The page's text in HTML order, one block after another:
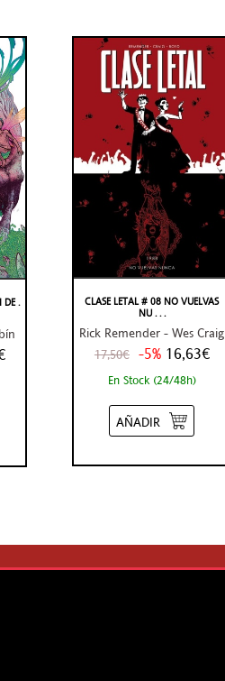
DE .
CLASE LETAL # 08 NO VUELVAS
NU . . .
Rick Remender - Wes Craig
17,50€ -5% 16,63€
En Stock (24/48h)
AÑADIR